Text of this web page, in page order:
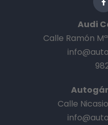
Audi
Calle Ramón
Calle